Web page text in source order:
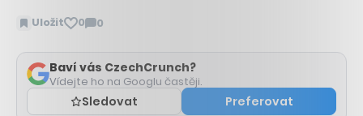
Uložit 0 0
Zobrazit
Baví vás CzechCrunch?
Vídejte ho na Googlu častěji.
Sledovat Preferovat